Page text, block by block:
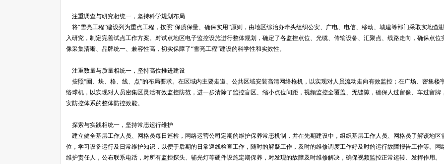
注重调查与研究相统一，坚持科学规划布局
将“雪亮工程”建设列为重点工程，按照“保质保量、确保实用”原则，由地区综治办牵头组织公安、广电、电信、移动、城建等部门采取实地查
入研究，制定完善试点工作方案。对试点地区电子监控设施进行整体规划，确定了各监控点位、光缆、传输设备、汇聚点、线路走向，确保点位
像采集清晰、品牌统一、兼容性高，切实保障了“雪亮工程”建设的科学性和实效性。
注重数量与质量相统一，坚持高位推进建设
按照“圈、块、格、线、点”的布局要求。在区域内主要走道、公共区域安装高清网络枪机，以实现对人员流动走向有效监控；在广场、密集楼
络球机，以实现对人员密集区灵活有效监控防范，进一步清除了监控盲区、缩小点位间距，视频监控全覆盖、无缝隙，确保人过留像、车过留牌
安防控体系的整体防控效能。
探索与实践相统一，坚持常态运行维护
建立健全基层工作人员、网格员每日巡检，网络运营公司定期的维护保养常态机制，并在先期建设中，组织基层工作人员、网格员了解该地区
位，学习设备运行及日常维护知识，以便于后期的日常巡线检查工作，随时的解疑工作，及时的维修调度工作好及时的运行故障报告工作等。网
维护责任人，公布联系电话，对所有监控探头、辅光灯等硬件设施定期保养，对发现的故障及时维修解决，确保视频监控正常运转、发挥作用。